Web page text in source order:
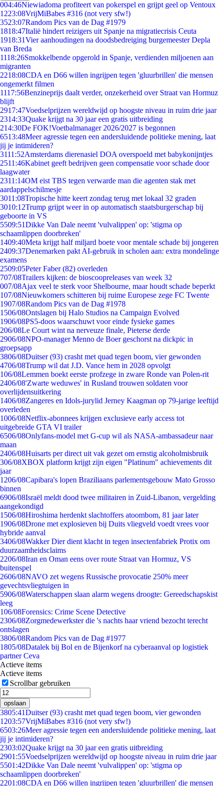
004:46Niewiadoma profiteert van pokerspel en grijpt geel op Ventoux
1223:08VrijMiBabes #316 (not very sfw!)
3523:07Random Pics van de Dag #1979
1818:47Italië hindert reizigers uit Spanje na migratiecrisis Ceuta
1918:31Vier aanhoudingen na doodsbedreiging burgemeester Depla
van Breda
1118:26Smokkelbende opgerold in Spanje, verdienden miljoenen aan
migranten
2218:08CDA en D66 willen ingrijpen tegen 'gluurbrillen' die mensen
ongemerkt filmen
1117:56Benzineprijs daalt verder, onzekerheid over Straat van Hormuz
blijft
2917:47Voedselprijzen wereldwijd op hoogste niveau in ruim drie jaar
2314:33Quake krijgt na 30 jaar een gratis uitbreiding
214:30De FOK!Voetbalmanager 2026/2027 is begonnen
6513:48Meer agressie tegen een andersluidende politieke mening, laat
jij je intimideren?
3111:52Amsterdams dierenasiel DOA overspoeld met babykonijntjes
2511:46Kabinet geeft bedrijven geen compensatie voor schade door
laagwater
2311:14OM eist TBS tegen verwarde man die agenten stak met
aardappelschilmesje
3011:08Tropische hitte keert zondag terug met lokaal 32 graden
3010:12Trump grijpt weer in op automatisch staatsburgerschap bij
geboorte in VS
5509:51Dikke Van Dale neemt 'vulvalippen' op: 'stigma op
schaamlippen doorbreken'
1409:40Meta krijgt half miljard boete voor mentale schade bij jongeren
2409:37Denemarken pakt AI-gebruik in scholen aan: extra mondelinge
examens
2509:05Peter Faber (82) overleden
707/08Trailers kijken: de bioscoopreleases van week 32
007/08Ajax veel te sterk voor Shelbourne, maar houdt schade beperkt
107/08Nieuwkomers schitteren bij ruime Europese zege FC Twente
1907/08Random Pics van de Dag #1978
1506/08Ontslagen bij Halo Studios na Campaign Evolved
1906/08PS5-doos waarschuwt voor einde fysieke games
206/08Le Court wint na nerveuze finale, Pieterse derde
2906/08NPO-manager Menno de Boer geschorst na dickpic in
groepsapp
3806/08Duitser (93) crasht met quad tegen boom, vier gewonden
4706/08Trump wil dat J.D. Vance hem in 2028 opvolgt
106/08Lemmen boekt eerste profzege in zware Ronde van Polen-rit
2406/08'Zwarte weduwes' in Rusland trouwen soldaten voor
overlijdensuitkering
1406/08Zangeres en Idols-jurylid Jerney Kaagman op 79-jarige leeftijd
overleden
1006/08Netflix-abonnees krijgen exclusieve early access tot
uitgebreide GTA VI trailer
6506/08Onlyfans-model met G-cup wil als NASA-ambassadeur naar
maan
2406/08Huisarts per direct uit vak gezet om ernstig alcoholmisbruik
306/08XBOX platform krijgt zijn eigen "Platinum" achievements dit
jaar
1206/08Capibara's lopen Braziliaans parlementsgebouw Mato Grosso
binnen
6906/08Israël meldt dood twee militairen in Zuid-Libanon, vergelding
aangekondigd
1506/08Hiroshima herdenkt slachtoffers atoombom, 81 jaar later
1906/08Drone met explosieven bij Duits vliegveld voedt vrees voor
hybride aanval
3406/08Wakker Dier dient klacht in tegen insectenfabriek Protix om
duurzaamheidsclaims
2206/08Iran en Oman eens over route Straat van Hormuz, VS
buitenspel
2606/08NAVO zet wegens Russische provocatie 250% meer
gevechtsvliegtuigen in
5906/08Waterschappen slaan alarm wegens droogte: Gereedschapskist
leeg
106/08Forensics: Crime Scene Detective
2306/08Zorgmedewerkster die 's nachts haar vriend bezocht terecht
ontslagen
3806/08Random Pics van de Dag #1977
1805/08Datalek bij Bol en de Bijenkorf na cyberaanval op logistiek
partner Ceva
Actieve items
Actieve items
Scrollbar gebruiken
opslaan
3805:41Duitser (93) crasht met quad tegen boom, vier gewonden
1203:57VrijMiBabes #316 (not very sfw!)
6503:26Meer agressie tegen een andersluidende politieke mening, laat
jij je intimideren?
2303:02Quake krijgt na 30 jaar een gratis uitbreiding
2901:55Voedselprijzen wereldwijd op hoogste niveau in ruim drie jaar
5501:42Dikke Van Dale neemt 'vulvalippen' op: 'stigma op
schaamlippen doorbreken'
2201:08CDA en D66 willen ingrijpen tegen 'gluurbrillen' die mensen